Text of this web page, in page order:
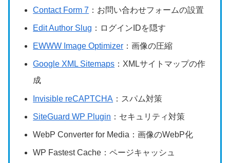
Contact Form 7 ：お問い合わせフォームの設置
Edit Author Slug ：ログインIDを隠す
EWWW Image Optimizer ：画像の圧縮
Google XML Sitemaps ：XMLサイトマップの作
成
Invisible reCAPTCHA ：スパム対策
SiteGuard WP Plugin ：セキュリティ対策
WebP Converter for Media：画像のWebP化
WP Fastest Cache：ページキャッシュ